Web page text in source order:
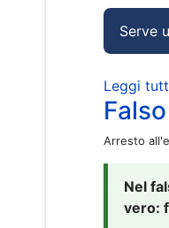
Serve
Leggi
Arresto
Nel
vero: